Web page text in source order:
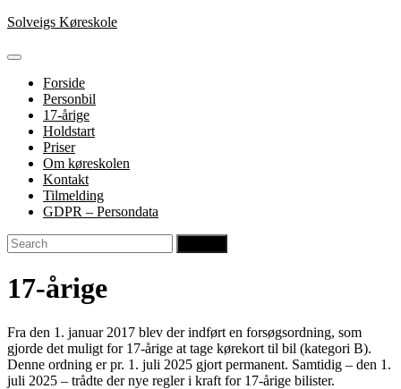
Skip
content
Solveigs Køreskole
Open
ButtonForside
Personbil
17-årige
Holdstart
Priser
Om køreskolen
Kontakt
Tilmelding
GDPR – Persondata
Close
Button
Search
for:
17-årige
Fra den 1. januar 2017 blev der indført en forsøgsordning, som
gjorde det muligt for 17-årige at tage kørekort til bil (kategori B).
Denne ordning er pr. 1. juli 2025 gjort permanent. Samtidig – den 1.
juli 2025 – trådte der nye regler i kraft for 17-årige bilister.